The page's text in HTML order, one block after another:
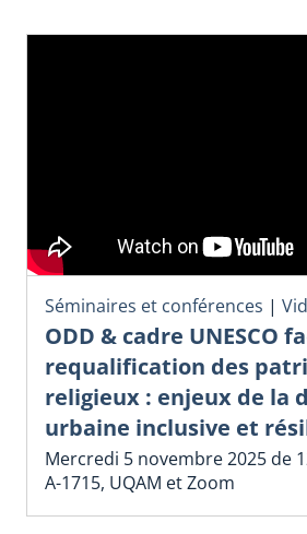
Séminaires et conférences |
ODD & cadre UNESCO
requalification des
religieux : enjeux de la
urbaine inclusive et
Mercredi 5 novembre 2025 de
A-1715, UQAM et Zoom